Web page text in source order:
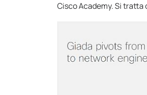
Cisco Academy. Si tratta